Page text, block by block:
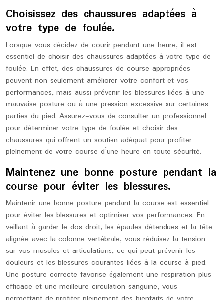
Choisissez des chaussures adaptées à
votre type de foulée.
Lorsque vous décidez de courir pendant une heure, il est
essentiel de choisir des chaussures adaptées à votre type de
foulée. En effet, des chaussures de course appropriées
peuvent non seulement améliorer votre confort et vos
performances, mais aussi prévenir les blessures liées à une
mauvaise posture ou à une pression excessive sur certaines
parties du pied. Assurez-vous de consulter un professionnel
pour déterminer votre type de foulée et choisir des
chaussures qui offrent un soutien adéquat pour profiter
pleinement de votre course d’une heure en toute sécurité.
Maintenez une bonne posture pendant la
course pour éviter les blessures.
Maintenir une bonne posture pendant la course est essentiel
pour éviter les blessures et optimiser vos performances. En
veillant à garder le dos droit, les épaules détendues et la tête
alignée avec la colonne vertébrale, vous réduisez la tension
sur vos muscles et articulations, ce qui peut prévenir les
douleurs et les blessures courantes liées à la course à pied.
Une posture correcte favorise également une respiration plus
efficace et une meilleure circulation sanguine, vous